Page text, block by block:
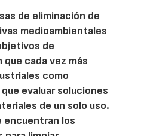
de eliminación de
medioambientales
de
cada vez más
como
evaluar soluciones
de un solo uso.
encuentran los